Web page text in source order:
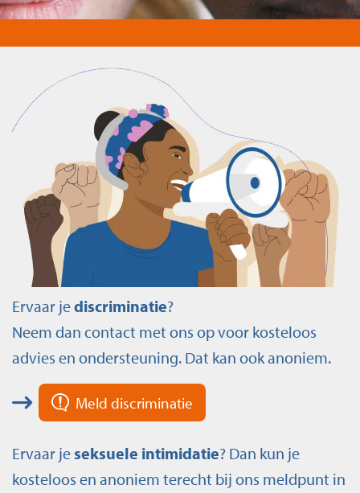
Ervaar jediscriminatie?
Neem dan contact met ons op voor kosteloos
advies en ondersteuning. Dat kan ook anoniem.
Meld discriminatie
Ervaar jeseksuele intimidatie? Dan kun je
kosteloos en anoniem terecht bij ons meldpunt in